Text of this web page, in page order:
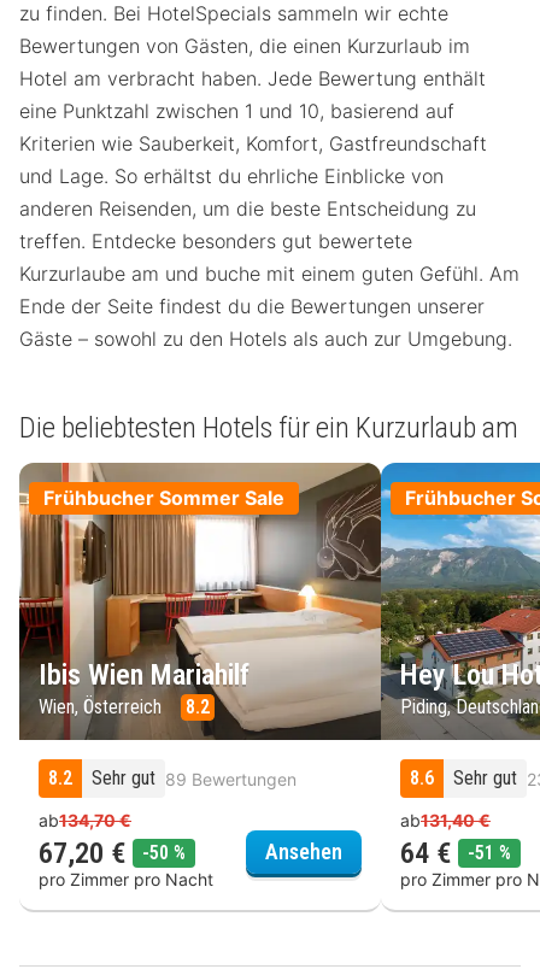
zu finden. Bei HotelSpecials sammeln wir echte
Bewertungen von Gästen, die einen Kurzurlaub im
Hotel am verbracht haben. Jede Bewertung enthält
eine Punktzahl zwischen 1 und 10, basierend auf
Kriterien wie Sauberkeit, Komfort, Gastfreundschaft
und Lage. So erhältst du ehrliche Einblicke von
anderen Reisenden, um die beste Entscheidung zu
treffen. Entdecke besonders gut bewertete
Kurzurlaube am und buche mit einem guten Gefühl. Am
Ende der Seite findest du die Bewertungen unserer
Gäste – sowohl zu den Hotels als auch zur Umgebung.
Die beliebtesten Hotels für ein Kurzurlaub am
Frühbucher Sommer Sale
Ibis Wien Mariahilf
Wien, Österreich 8.2
8.2 Sehr gut 89 Bewertungen
ab134,70 €
67,20 € -50 %
pro Zimmer pro Nacht
Ansehen Ibis Wien Mariahilf
Frühbucher
Hey Lou
Piding,
8.6 Sehr gut
ab131,40 €
64 € -51 %
pro Zimmer pro